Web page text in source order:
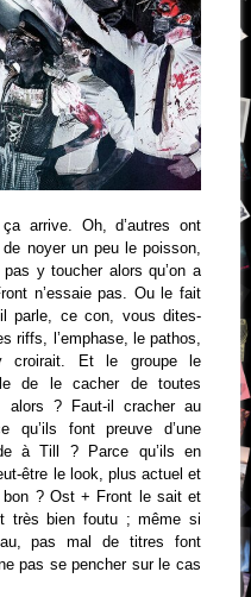
arrive. Oh, d’autres ont
noyer un peu le poisson,
y toucher alors qu’on a
n’essaie pas. Ou le fait
parle, ce con, vous dites-
riffs, l’emphase, le pathos,
croirait. Et le groupe le
de le cacher de toutes
alors ? Faut-il cracher au
qu’ils font preuve d’une
à Till ? Parce qu’ils en
être le look, plus actuel et
? Ost + Front le sait et
très bien foutu ; même si
pas mal de titres font
pas se pencher sur le cas